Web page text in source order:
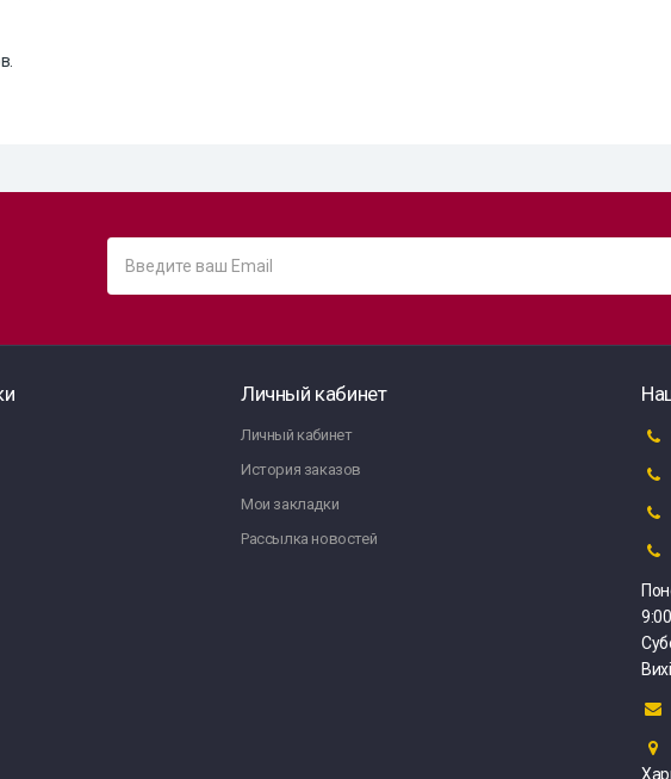
Личный кабинет
Личный кабинет
История заказов
Мои закладки
Рассылка новостей